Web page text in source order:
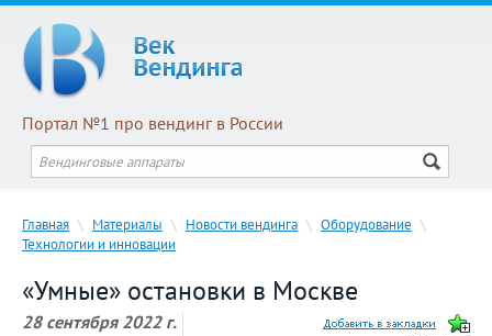
Портал №1 про вендинг в России
Главная \ Материалы \ Новости вендинга \ Оборудование \
Технологии и инновации
«Умные» остановки в Москве
28 сентября 2022 г.